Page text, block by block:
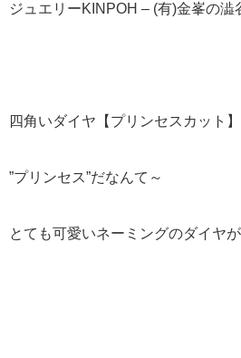
ジュエリーKINPOH – (有)金峯の澁
四角いダイヤ【プリンセスカット
”プリンセス”だなんて～
とても可愛いネーミングのダイヤ